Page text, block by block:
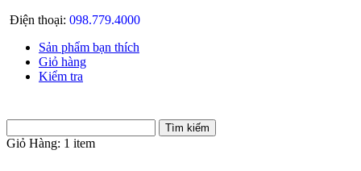
Điện thoại: 098.779.4000
Sản phẩm bạn thích
Giỏ hàng
Kiểm tra
Giỏ Hàng: 1 item